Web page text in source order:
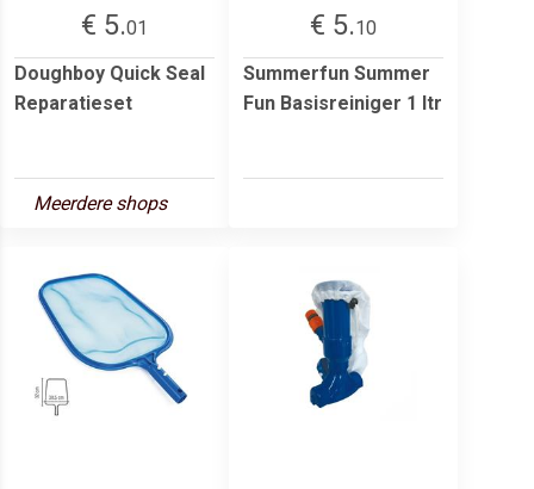
€ 5.01
Doughboy Quick Seal
Reparatieset
Meerdere shops
€ 5.10
Summerfun Summer
Fun Basisreiniger 1 ltr